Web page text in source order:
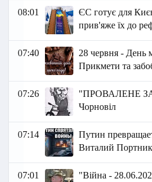
08:01
ЄС готує для
прив'яже їх до
07:40
28 червня - День
Прикмети та
07:26
"ПРОВАЛЕНЕ
Чорно віл
07:14
Путин
Виталий
07:01
"Війна -